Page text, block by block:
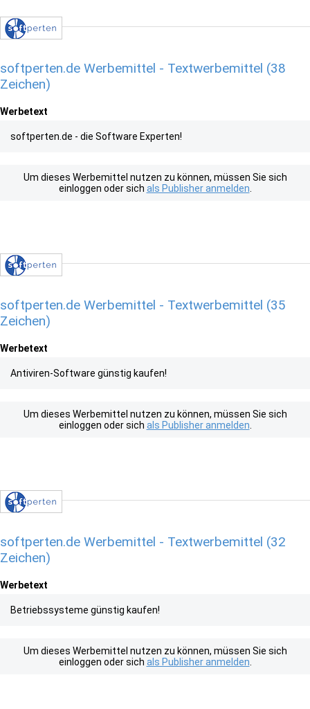
softperten.de Werbemittel - Textwerbemittel (38
Zeichen)
Werbetext
softperten.de - die Software Experten!
Um dieses Werbemittel nutzen zu können, müssen Sie sich
einloggen oder sich als Publisher anmelden
softperten.de Werbemittel - Textwerbemittel (35
Zeichen)
Werbetext
Antiviren-Software günstig kaufen!
Um dieses Werbemittel nutzen zu können, müssen Sie sich
einloggen oder sich als Publisher anmelden
softperten.de Werbemittel - Textwerbemittel (32
Zeichen)
Werbetext
Betriebssysteme günstig kaufen!
Um dieses Werbemittel nutzen zu können, müssen Sie sich
einloggen oder sich als Publisher anmelden